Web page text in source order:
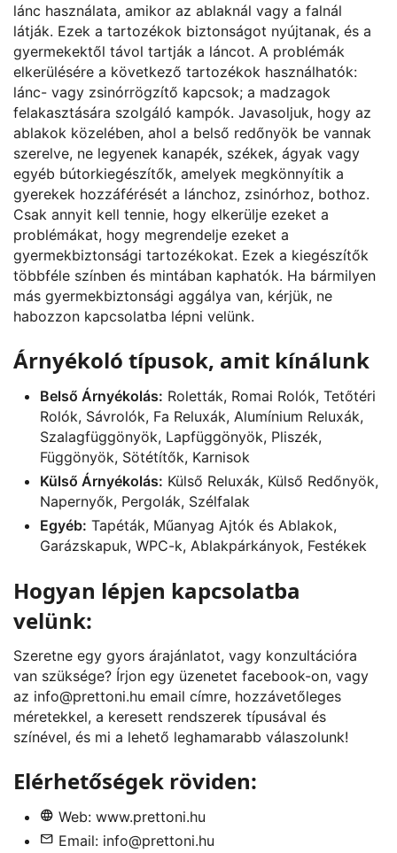
lánc használata, amikor az ablaknál vagy a falnál
látják. Ezek a tartozékok biztonságot nyújtanak, és a
gyermekektől távol tartják a láncot. A problémák
elkerülésére a következő tartozékok használhatók:
lánc- vagy zsinórrögzítő kapcsok; a madzagok
felakasztására szolgáló kampók. Javasoljuk, hogy az
ablakok közelében, ahol a belső redőnyök be vannak
szerelve, ne legyenek kanapék, székek, ágyak vagy
egyéb bútorkiegészítők, amelyek megkönnyítik a
gyerekek hozzáférését a lánchoz, zsinórhoz, bothoz.
Csak annyit kell tennie, hogy elkerülje ezeket a
problémákat, hogy megrendelje ezeket a
gyermekbiztonsági tartozékokat. Ezek a kiegészítők
többféle színben és mintában kaphatók. Ha bármilyen
más gyermekbiztonsági aggálya van, kérjük, ne
habozzon kapcsolatba lépni velünk.
Árnyékoló típusok, amit kínálunk
Belső Árnyékolás: Roletták, Romai Rolók, Tetőtéri
Rolók, Sávrolók, Fa Reluxák, Alumínium Reluxák,
Szalagfüggönyök, Lapfüggönyök, Pliszék,
Függönyök, Sötétítők, Karnisok
Külső Árnyékolás: Külső Reluxák, Külső Redőnyök,
Napernyők, Pergolák, Szélfalak
Egyéb: Tapéták, Műanyag Ajtók és Ablakok,
Garázskapuk, WPC-k, Ablakpárkányok, Festékek
Hogyan lépjen kapcsolatba
velünk:
Szeretne egy gyors árajánlatot, vagy konzultációra
van szüksége? Írjon egy üzenetet facebook-on, vagy
az info@prettoni.hu email címre, hozzávetőleges
méretekkel, a keresett rendszerek típusával és
színével, és mi a lehető leghamarabb válaszolunk!
Elérhetőségek röviden:
Web: www.prettoni.hu
Email: info@prettoni.hu